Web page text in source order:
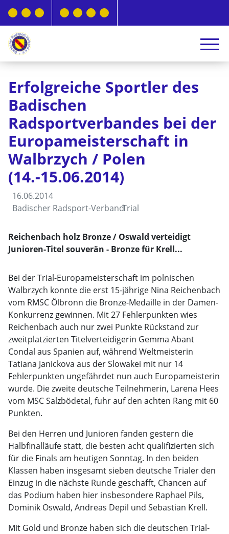
Erfolgreiche Sportler des
Badischen
Radsportverbandes bei der
Europameisterschaft in
Walbrzych / Polen
(14.-15.06.2014)
16.06.2014
Badischer Radsport-VerbandTrial
Reichenbach holz Bronze / Oswald verteidigt
Junioren-Titel souverän - Bronze für Krell...
Bei der Trial-Europameisterschaft im polnischen
Walbrzych konnte die erst 15-jährige Nina Reichenbach
vom RMSC Ölbronn die Bronze-Medaille in der Damen-
Konkurrenz gewinnen. Mit 27 Fehlerpunkten wies
Reichenbach auch nur zwei Punkte Rückstand zur
zweitplatzierten Titelverteidigerin Gemma Abant
Condal aus Spanien auf, während Weltmeisterin
Tatiana Janickova aus der Slowakei mit nur 14
Fehlerpunkten ungefährdet nun auch Europameisterin
wurde. Die zweite deutsche Teilnehmerin, Larena Hees
vom MSC Salzbödetal, fuhr auf den achten Rang mit 60
Punkten.
Bei den Herren und Junioren fanden gestern die
Halbfinalläufe statt, die besten acht qualifizierten sich
für die Finals am heutigen Sonntag. In den beiden
Klassen haben insgesamt sieben deutsche Trialer den
Einzug in die nächste Runde geschafft, Chancen auf
das Podium haben hier insbesondere Raphael Pils,
Dominik Oswald, Andreas Depil und Sebastian Krell.
Mit Gold und Bronze haben sich die deutschen Trial-